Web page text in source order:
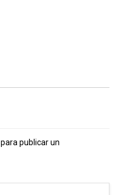
para publicar un